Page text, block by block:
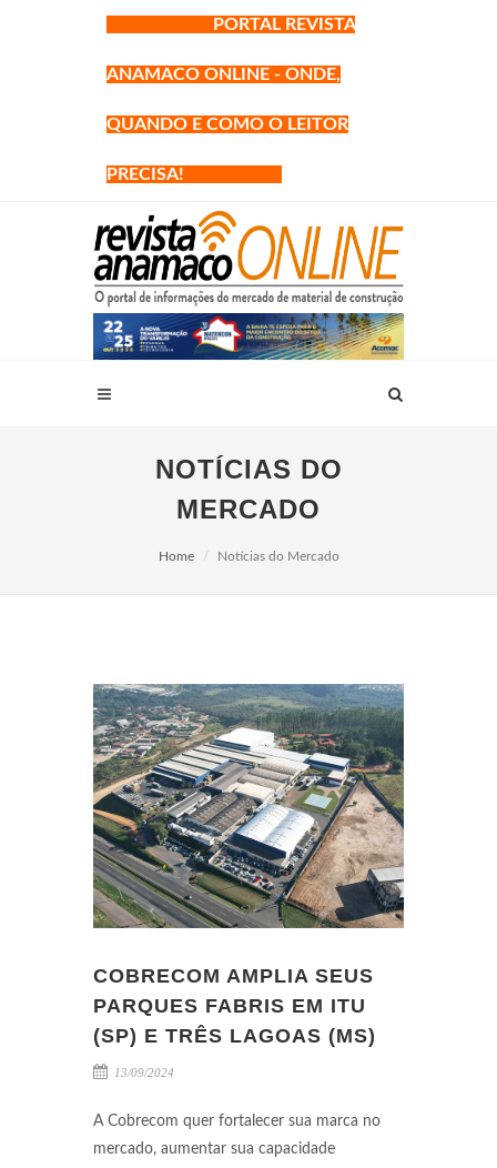
PORTAL REVISTA
ANAMACO ONLINE - ONDE,
QUANDO E COMO O LEITOR
PRECISA!
NOTÍCIAS DO
MERCADO
Home Notícias do Mercado
COBRECOM AMPLIA SEUS
PARQUES FABRIS EM ITU
(SP) E TRÊS LAGOAS (MS)
13/09/2024
A Cobrecom quer fortalecer sua marca no
mercado, aumentar sua capacidade